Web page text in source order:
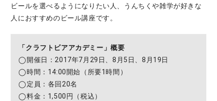
ビールを選べるようになりたい人、うんちくや雑学が好きな
人におすすめのビール講座です。
「クラフトビアアカデミー」概要
◯開催日：2017年7月29日、8月5日、8月19日
◯時間：14:00開始（所要1時間）
◯定員：各回20名
◯料金：1,500円（税込）